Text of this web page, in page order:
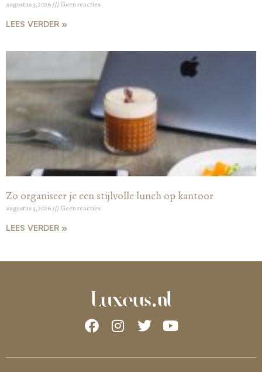
augustus 3, 2026 Geen reacties
LEES VERDER »
Zo organiseer je een stijlvolle lunch op kantoor
augustus 3, 2026 Geen reacties
LEES VERDER »